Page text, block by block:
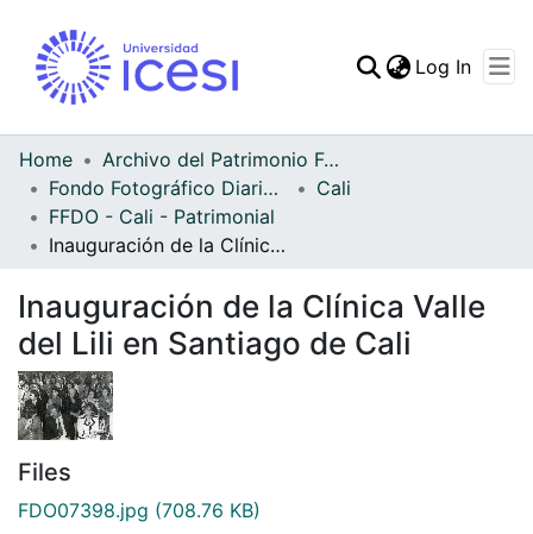
Statistics
Log In
Home
Archivo del Patrimonio Fotográfico y Fílmico del Valle del Cauca
Fondo Fotográfico Diario Occidente
Cali
FFDO - Cali - Patrimonial
Inauguración de la Clínica Valle del Lili en Santiago de Cali
Inauguración de la Clínica Valle
del Lili en Santiago de Cali
Files
FDO07398.jpg (708.76 KB)